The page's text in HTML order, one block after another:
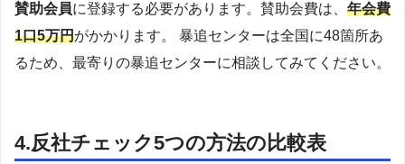
賛助会員に登録する必要があります。賛助会費は、 年会費
1口5万円がかかります。 暴追センターは全国に48箇所あ
るため、最寄りの暴追センターに相談してみてください。
4.反社チェック5つの方法の比較表